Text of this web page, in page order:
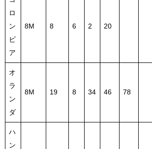
ロ
ン
ビ
ア
8M 8 6 2 20
オ
ラ
ン
ダ
8M 19 8 34 46 78
ハ
ン